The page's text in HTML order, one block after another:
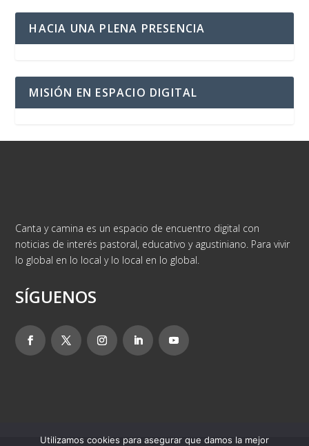
HACIA UNA PLENA PRESENCIA
MISIÓN EN ESPACIO DIGITAL
Canta y camina es un espacio de encuentro digital con
noticias de interés pastoral, educativo y agustiniano. Para vivir
lo global en lo local y lo local en lo global.
SÍGUENOS
Utilizamos cookies para asegurar que damos la mejor